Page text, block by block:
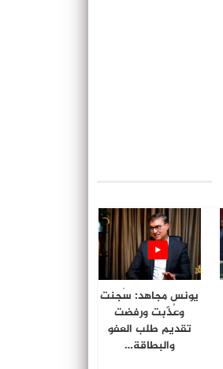
يونس مجاهد: سُجنت
وعُذّبت ورفضت
تقديم طلب العفو
والبطاقة…